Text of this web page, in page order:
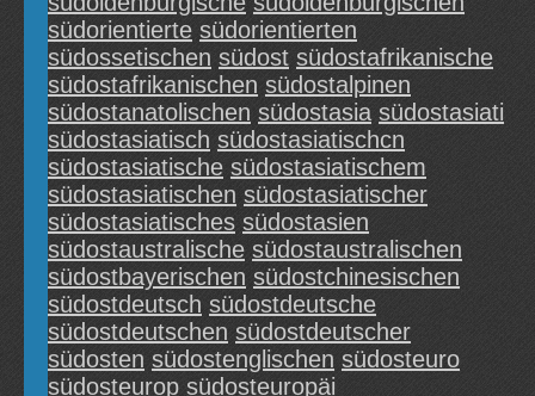
südorientierte südorientierten
südossetischen südost südostafrikanische
südostafrikanischen südostalpinen
südostanatolischen südostasia südostasiati
südostasiatisch südostasiatischcn
südostasiatische südostasiatischem
südostasiatischen südostasiatischer
südostasiatisches südostasien
südostaustralische südostaustralischen
südostbayerischen südostchinesischen
südostdeutsch südostdeutsche
südostdeutschen südostdeutscher
südosten südostenglischen südosteuro
südosteurop südosteuropäi